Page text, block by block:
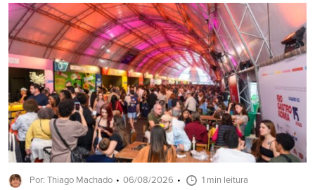
Por: Thiago Machado 06/08/2026 1 min leitura